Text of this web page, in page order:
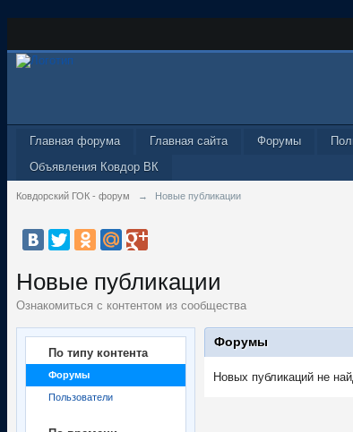
Главная форума Главная сайта Форумы
Объявления Ковдор ВК
Ковдорский ГОК - форум → Новые публикации
Новые публикации
Ознакомиться с контентом из сообщества
По типу контента
Форумы
Пользователи
Форумы
Новых публикаций не